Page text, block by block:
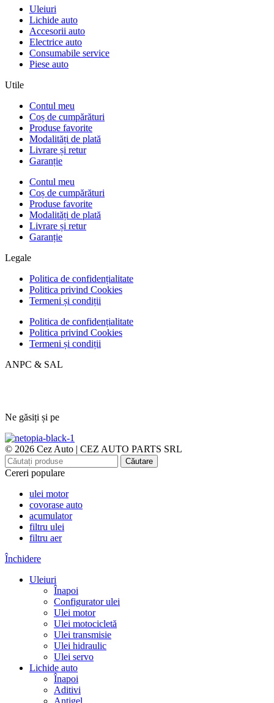
Uleiuri
Lichide auto
Accesorii auto
Electrice auto
Consumabile service
Piese auto
Utile
Contul meu
Coș de cumpărături
Produse favorite
Modalități de plată
Livrare și retur
Garanție
Contul meu
Coș de cumpărături
Produse favorite
Modalități de plată
Livrare și retur
Garanție
Legale
Politica de confidențialitate
Politica privind Cookies
Termeni și condiții
Politica de confidențialitate
Politica privind Cookies
Termeni și condiții
ANPC & SAL
Ne găsiți și pe
© 2026 Cez Auto | CEZ AUTO PARTS SRL
Căutare
Cereri populare
ulei motor
covorase auto
acumulator
filtru ulei
filtru aer
Închidere
Uleiuri
Înapoi
Configurator ulei
Ulei motor
Ulei motocicletă
Ulei transmisie
Ulei hidraulic
Ulei servo
Lichide auto
Înapoi
Aditivi